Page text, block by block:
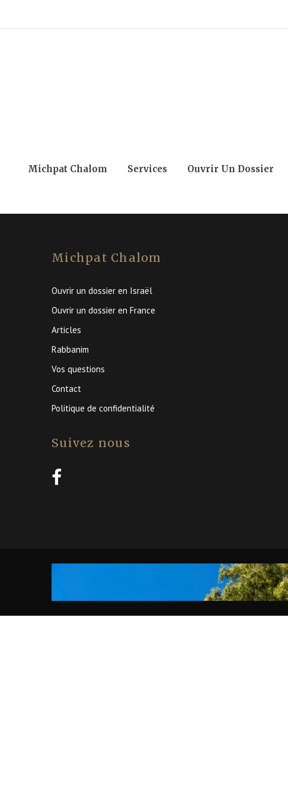
Michpat Chalom Services Ouvrir Un Dossier
Michpat Chalom
Ouvrir un dossier en Israël
Ouvrir un dossier en France
Articles
Rabbanim
Vos questions
Contact
Politique de confidentialité
Suivez nous